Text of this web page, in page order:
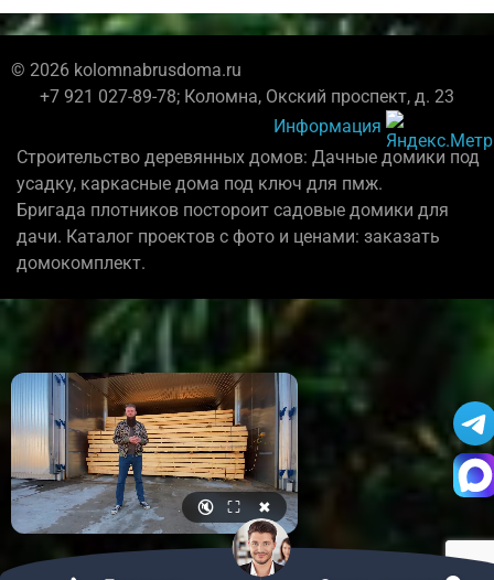
© 2026 kolomnabrusdoma.ru
+7 921 027-89-78; Коломна, Окский проспект, д. 23
Информация
Строительство деревянных домов: Дачные домики под
усадку, каркасные дома под ключ для пмж.
Бригада плотников постороит садовые домики для
дачи. Каталог проектов с фото и ценами: заказать
домокомплект.
🔇 ⛶ ✖